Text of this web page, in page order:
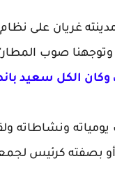
غريان على نظام
ونشاطاته
كرئيس لجمعية